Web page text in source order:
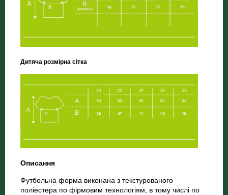
Дитяча розмірна сітка
Описання
Футбольна форма виконана з текстурованого
поліестера по фірмовим технологіям, в тому числі по